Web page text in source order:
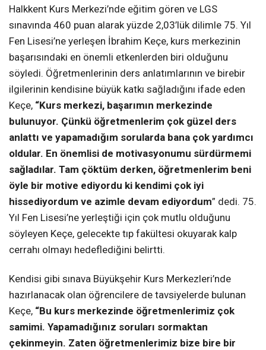
Halkkent Kurs Merkezi’nde eğitim gören ve LGS
sınavında 460 puan alarak yüzde 2,03’lük dilimle 75. Yıl
Fen Lisesi’ne yerleşen İbrahim Keçe, kurs merkezinin
başarısındaki en önemli etkenlerden biri olduğunu
söyledi. Öğretmenlerinin ders anlatımlarının ve birebir
ilgilerinin kendisine büyük katkı sağladığını ifade eden
Keçe, “Kurs merkezi, başarımın merkezinde
bulunuyor. Çünkü öğretmenlerim çok güzel ders
anlattı ve yapamadığım sorularda bana çok yardımcı
oldular. En önemlisi de motivasyonumu sürdürmemi
sağladılar. Tam çöktüm derken, öğretmenlerim beni
öyle bir motive ediyordu ki kendimi çok iyi
hissediyordum ve azimle devam ediyordum” dedi. 75.
Yıl Fen Lisesi’ne yerleştiği için çok mutlu olduğunu
söyleyen Keçe, gelecekte tıp fakültesi okuyarak kalp
cerrahı olmayı hedeflediğini belirtti.
Kendisi gibi sınava Büyükşehir Kurs Merkezleri’nde
hazırlanacak olan öğrencilere de tavsiyelerde bulunan
Keçe, “Bu kurs merkezinde öğretmenlerimiz çok
samimi. Yapamadığınız soruları sormaktan
çekinmeyin. Zaten öğretmenlerimiz bize bire bir